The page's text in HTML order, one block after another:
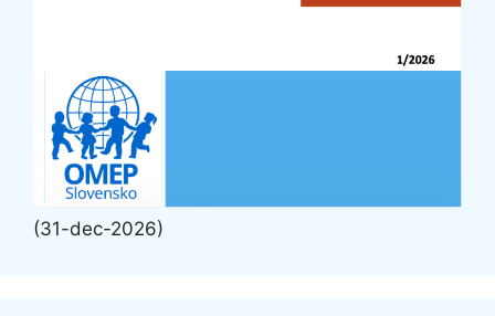
(31-dec-2026)